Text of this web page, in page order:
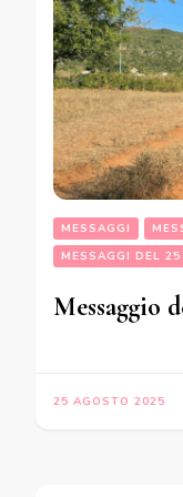
MESSAGGI
MESSAGGI DEL 25
Messaggio
25 AGOSTO 2025